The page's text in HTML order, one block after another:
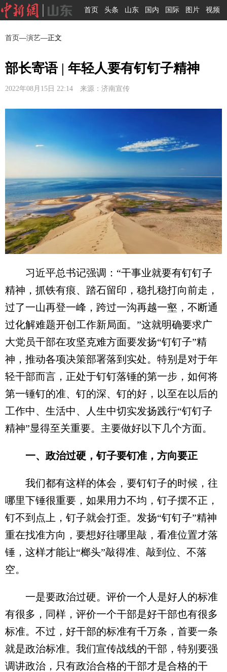
首页 头条 山东 国内 国际 图片 视频
首页—演艺—正文
部长寄语 | 年轻人要有钉钉子精神
2022年08月15日 22:14 来源：济南宣传
习近平总书记强调：“干事业就要有钉钉子
精神，抓铁有痕、踏石留印，稳扎稳打向前走，
过了一山再登一峰，跨过一沟再越一壑，不断通
过化解难题开创工作新局面。”这就明确要求广
大党员干部在攻坚克难方面要发扬“钉钉子”精
神，推动各项决策部署落到实处。特别是对于年
轻干部而言，正处于钉钉落锤的第一步，如何将
第一锤钉的准、钉的深、钉的好，以至在以后的
工作中、生活中、人生中切实发扬践行“钉钉子
精神”显得至关重要。主要做好以下几个方面。
一、政治过硬，钉子要钉准，方向要正
我们都有这样的体会，要钉钉子的时候，往
哪里下锤很重要，如果用力不均，钉子摆不正，
钉不到点上，钉子就会打歪。发扬“钉钉子”精神
重在找准方向，要想好往哪里敲，看准位置才落
锤，这样才能让“榔头”敲得准、敲到位、不落
空。
一是要政治过硬。评价一个人是好人的标准
有很多，同样，评价一个干部是好干部也有很多
标准。不过，好干部的标准有千万条，首要一条
就是政治标准。我们宣传战线的干部，特别要强
调讲政治，只有政治合格的干部才是合格的干